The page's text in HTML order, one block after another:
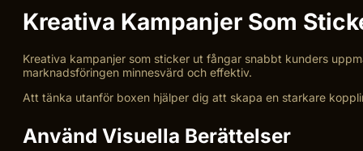
Kreativa Kampanjer Som
Kreativa kampanjer som sticker ut fångar snabbt kunders
marknadsföringen minnesvärd och effektiv.
Att tänka utanför boxen hjälper dig att skapa en starkare
Använd Visuella Berättelser